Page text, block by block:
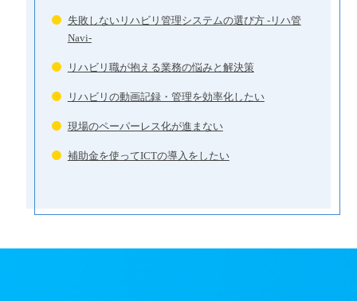
失敗しないリハビリ管理システムの選び方 -リハ管
Navi-
リハビリ職が抱える業務の悩みと解決策
リハビリの動画記録・管理を効率化したい
現場のペーパーレス化が進まない
補助金を使ってICTの導入をしたい